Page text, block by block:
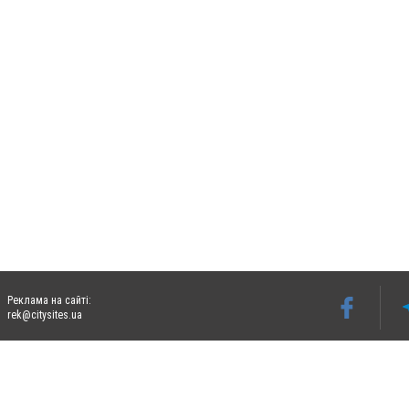
Реклама на сайті:
rek@citysites.ua